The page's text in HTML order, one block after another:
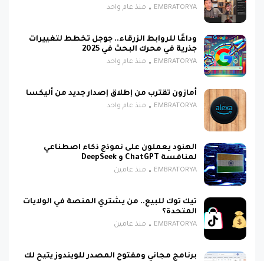
EMBRATORYA منذ عام واحد
وداعًا للروابط الزرقاء.. جوجل تخطط لتغييرات
جذرية في محرك البحث في 2025
EMBRATORYA منذ عام واحد
أمازون تقترب من إطلاق إصدار جديد من أليكسا
EMBRATORYA منذ عام واحد
الهنود يعملون على نموذج ذكاء اصطناعي
لمنافسة ChatGPT و DeepSeek
EMBRATORYA منذ عامين
تيك توك للبيع.. من يشتري المنصة في الولايات
المتحدة؟
EMBRATORYA منذ عامين
برنامج مجاني ومفتوح المصدر للويندوز يتيح لك